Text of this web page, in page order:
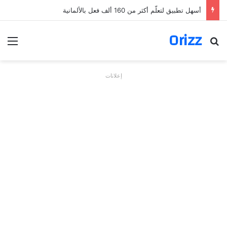
أسهل تطبيق لتعلّم أكثر من 160 ألف فعل بالألمانية
Orizz
بحث عن
إعلانات